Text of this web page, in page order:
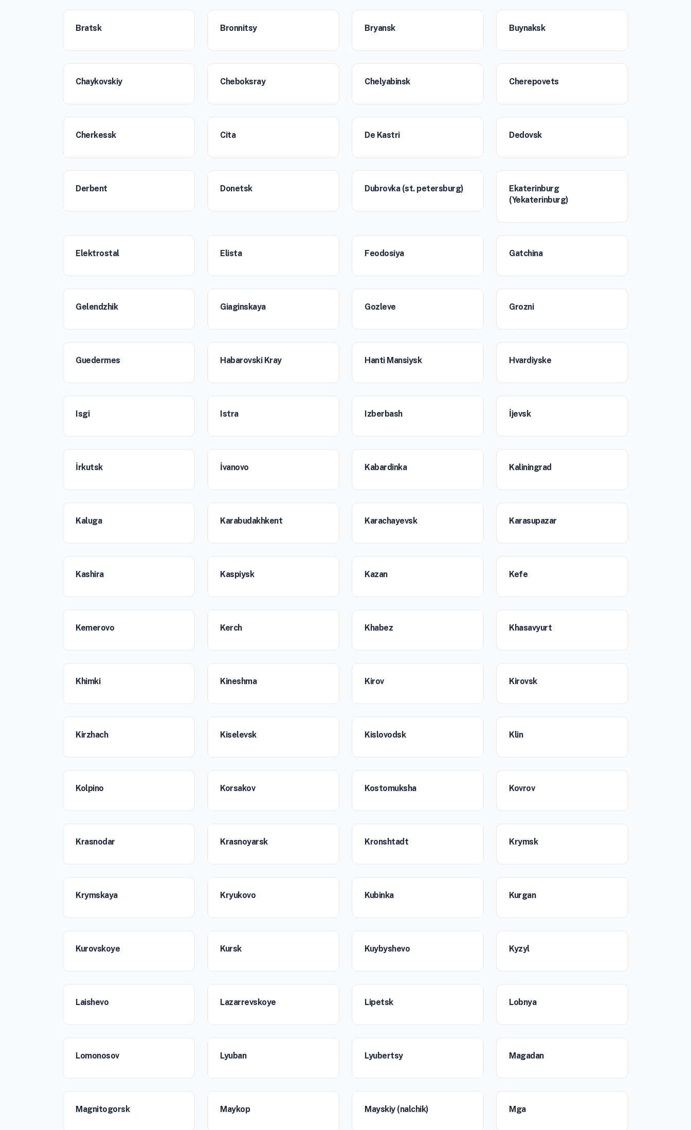
Bratsk Bronnitsy Bryansk Buynaksk
Chaykovskiy Cheboksray Chelyabinsk Cherepovets
Cherkessk Cita De Kastri Dedovsk
Derbent Donetsk Dubrovka (st. petersburg)
Ekaterinburg
(Yekaterinburg)
Elektrostal Elista Feodosiya Gatchina
Gelendzhik Giaginskaya Gozleve Grozni
Guedermes Habarovski Kray Hanti Mansiysk Hvardiyske
Isgi Istra Izberbash İjevsk
İrkutsk İvanovo Kabardinka Kaliningrad
Kaluga Karabudakhkent Karachayevsk Karasupazar
Kashira Kaspiysk Kazan Kefe
Kemerovo Kerch Khabez Khasavyurt
Khimki Kineshma Kirov Kirovsk
Kirzhach Kiselevsk Kislovodsk Klin
Kolpino Korsakov Kostomuksha Kovrov
Krasnodar Krasnoyarsk Kronshtadt Krymsk
Krymskaya Kryukovo Kubinka Kurgan
Kurovskoye Kursk Kuybyshevo Kyzyl
Laishevo Lazarrevskoye Lipetsk Lobnya
Lomonosov Lyuban Lyubertsy Magadan
Magnitogorsk Maykop Mayskiy (nalchik) Mga